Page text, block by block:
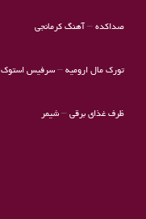
صداکده– آهنگ کرمانجی
تورک مال ارومیه–سرفیس استوک
ظرف غذای برقی– شیمر